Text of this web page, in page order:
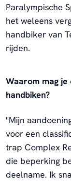
Paralympische
het weleens
handbiker van
rijden.
Waarom mag
handbiken?
"Mijn
voor een
trap Complex
die beperking
deelname. Ik